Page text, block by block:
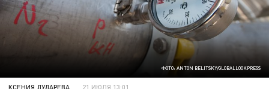
ФОТО: ANTON BELITSKY/GLOBALLOOKPRESS
КСЕНИЯ ДУДАРЕВА 21 ИЮЛЯ 13:01